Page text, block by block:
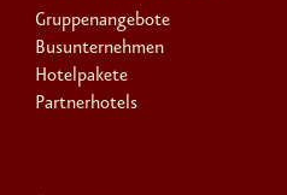
Gruppenangebote
Busunternehmen
Hotelpakete
Partnerhotels